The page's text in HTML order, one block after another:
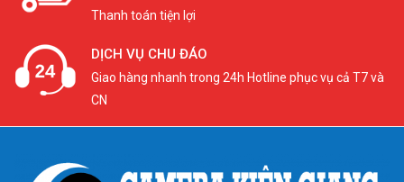
Thanh toán tiện lợi
DỊCH VỤ CHU ĐÁO
Giao hàng nhanh trong 24h Hotline phục vụ cả T7 và
CN